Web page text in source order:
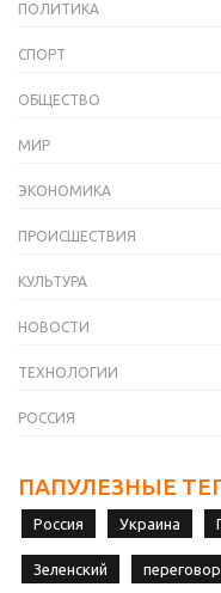
ПОЛИТИКА
СПОРТ
ОБЩЕСТВО
МИР
ЭКОНОМИКА
ПРОИСШЕСТВИЯ
КУЛЬТУРА
НОВОСТИ
ТЕХНОЛОГИИ
РОССИЯ
ПАПУЛЕЗНЫЕ
Россия Украина
Зеленский